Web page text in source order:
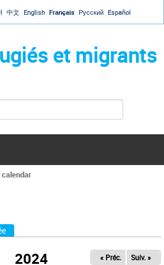
Jump to navigation
中文 English Français Русский Español
et migrants
calendar
2024 « Préc. Suiv. »